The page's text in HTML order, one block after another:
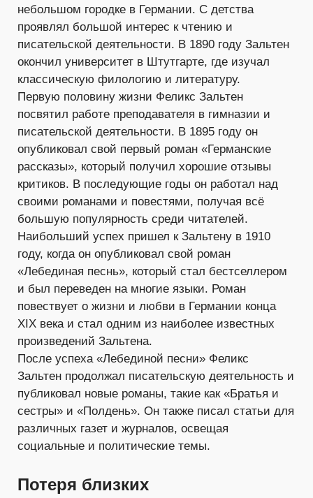
небольшом городке в Германии. С детства
проявлял большой интерес к чтению и
писательской деятельности. В 1890 году Зальтен
окончил университет в Штутгарте, где изучал
классическую филологию и литературу.
Первую половину жизни Феликс Зальтен
посвятил работе преподавателя в гимназии и
писательской деятельности. В 1895 году он
опубликовал свой первый роман «Германские
рассказы», который получил хорошие отзывы
критиков. В последующие годы он работал над
своими романами и повестями, получая всё
большую популярность среди читателей.
Наибольший успех пришел к Зальтену в 1910
году, когда он опубликовал свой роман
«Лебединая песнь», который стал бестселлером
и был переведен на многие языки. Роман
повествует о жизни и любви в Германии конца
XIX века и стал одним из наиболее известных
произведений Зальтена.
После успеха «Лебединой песни» Феликс
Зальтен продолжал писательскую деятельность и
публиковал новые романы, такие как «Братья и
сестры» и «Полдень». Он также писал статьи для
различных газет и журналов, освещая
социальные и политические темы.
Потеря близких